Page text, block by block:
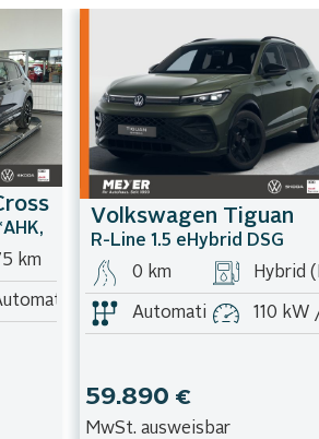
km
Automatik
Volkswagen Tiguan
R-Line 1.5 eHybrid DSG
*AHK, Black Style,
0 km Hybrid
Automatik 110 kW
59.890 €
MwSt. ausweisbar